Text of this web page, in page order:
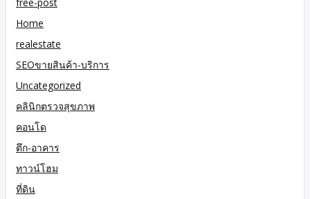
Home
realestate
SEOขายสินค้า-บริการ
Uncategorized
คลินิกตรวจสุขภาพ
คอนโด
ตึก-อาคาร
ทาวน์โฮม
ที่ดิน